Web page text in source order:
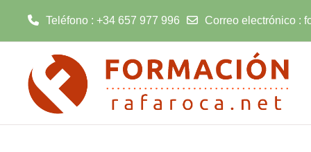
Teléfono : +34 657 977 996 Correo electrónico :